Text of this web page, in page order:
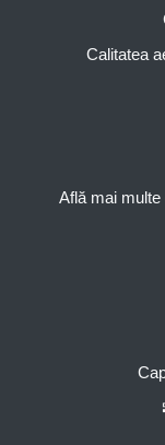
Află mai
Calitatea